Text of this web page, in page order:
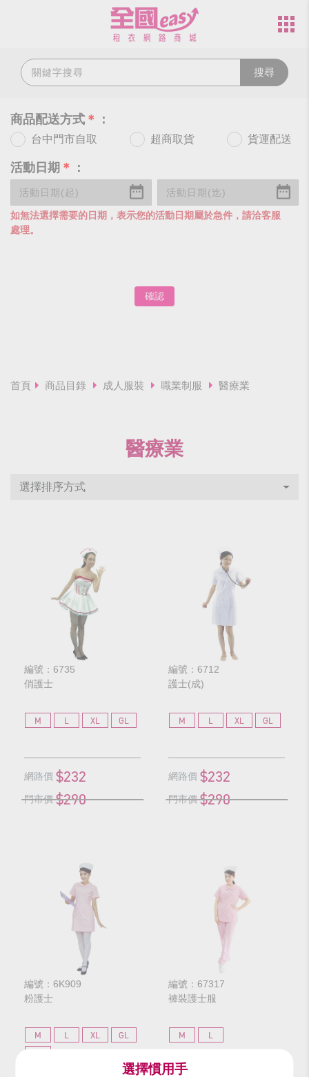
搜尋
商品配送方式 ＊ ：
台中門市自取 超商取貨 貨運配送
活動日期 ＊ ：
如無法選擇需要的日期，表示您的活動日期屬於急件，請洽客服
處理。
確認
首頁 商品目錄 成人服裝 職業制服 醫療業
醫療業
選擇排序方式
編號：6735
俏護士
M L XL GL
網路價 $232
門市價 $290
編號：6712
護士(成)
M L XL GL
網路價 $232
門市價 $290
編號：6K909
粉護士
M L XL
GL
編號：67317
褲裝護士服
M L
選擇慣用手